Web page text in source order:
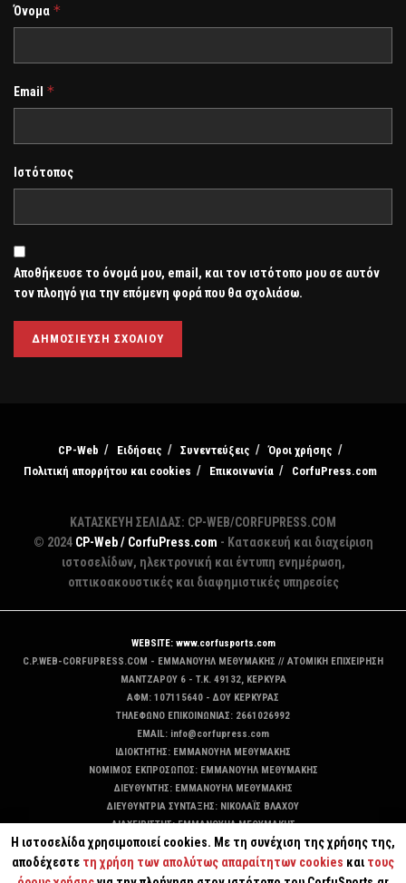
Όνομα *
Email *
Ιστότοπος
Αποθήκευσε το όνομά μου, email, και τον ιστότοπο μου σε αυτόν
τον πλοηγό για την επόμενη φορά που θα σχολιάσω.
CP-Web Ειδήσεις Συνεντεύξεις
Όροι χρήσης
Πολιτική απορρήτου και cookies
Επικοινωνία CorfuPress.com
ΚΑΤΑΣΚΕΥΗ ΣΕΛΙΔΑΣ: CP-WEB/CORFUPRESS.COM
© 2024 CP-Web / CorfuPress.com - Κατασκευή και διαχείριση
ιστοσελίδων, ηλεκτρονική και έντυπη ενημέρωση,
οπτικοακουστικές και διαφημιστικές υπηρεσίες
WEBSITE: www.corfusports.com
C.P.WEB-CORFUPRESS.COM - ΕΜΜΑΝΟΥΗΛ ΜΕΘΥΜΑΚΗΣ // ΑΤΟΜΙΚΗ ΕΠΙΧΕΙΡΗΣΗ
MANTZAΡΟΥ 6 - T.K. 49132, ΚΕΡΚΥΡΑ
ΑΦΜ: 107115640 - ΔΟΥ ΚΕΡΚΥΡΑΣ
ΤΗΛΕΦΩΝΟ ΕΠΙΚΟΙΝΩΝΙΑΣ: 2661026992
EMAIL: info@corfupress.com
ΙΔΙΟΚΤΗΤΗΣ: EMMANOYΗΛ ΜΕΘΥΜΑΚΗΣ
ΝΟΜΙΜΟΣ ΕΚΠΡΟΣΩΠΟΣ: EMMANOYΗΛ ΜΕΘΥΜΑΚΗΣ
ΔΙΕΥΘΥΝΤΗΣ: EMMANOYΗΛ ΜΕΘΥΜΑΚΗΣ
ΔΙΕΥΘΥΝΤΡΙΑ ΣΥΝΤΑΞΗΣ: ΝΙΚΟΛΑΪΣ ΒΛΑΧΟΥ
ΔΙΑΧΕΙΡΙΣΤΗΣ: EMMANOYΗΛ ΜΕΘΥΜΑΚΗΣ
ΔΙΚΑΙΟΥΧΟΣ DOMAIN: ΕΜΜΑΝΟΥΗΛ ΜΕΘΥΜΑΚΗΣ
Η ιστοσελίδα χρησιμοποιεί cookies. Με τη συνέχιση της χρήσης της,
αποδέχεστε τη χρήση των απολύτως απαραίτητων cookies και τους